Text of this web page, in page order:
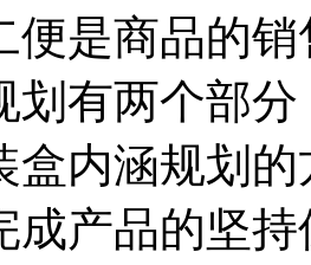
便是商品的
划有两个部
盒内涵规划
成产品的坚